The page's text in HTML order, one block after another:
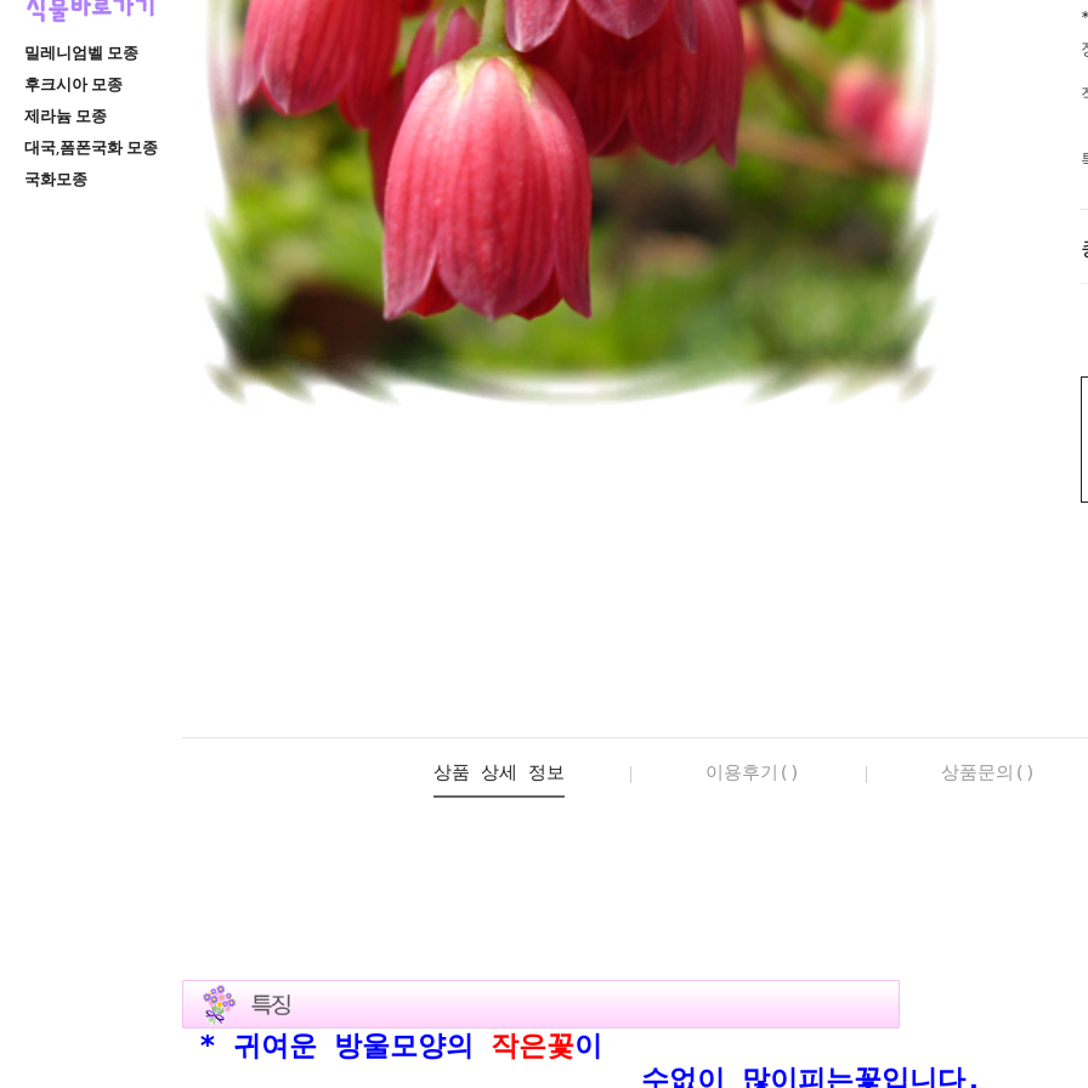
밀레니엄벨 모종
후크시아 모종
제라늄 모종
대국,폼폰국화 모종
국화모종
상품 상세 정보 이용후기() 상품문의()
* 귀여운 방울모양의 작은꽃이
수없이 많이피는꽃입니다.